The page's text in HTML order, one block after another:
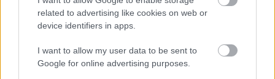
related to advertising like cookies on web or
device identifiers in apps.
I want to allow my user data to be sent to
Google for online advertising purposes.